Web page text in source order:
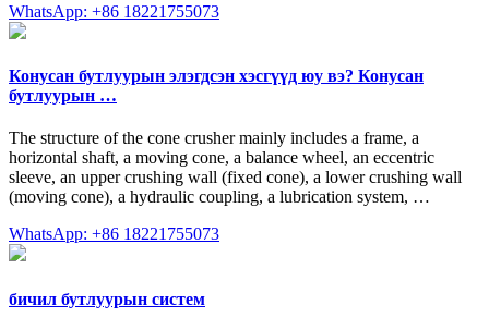
WhatsApp: +86 18221755073
Конусан бутлуурын элэгдсэн хэсгүүд юу вэ? Конусан
бутлуурын …
The structure of the cone crusher mainly includes a frame, a
horizontal shaft, a moving cone, a balance wheel, an eccentric
sleeve, an upper crushing wall (fixed cone), a lower crushing wall
(moving cone), a hydraulic coupling, a lubrication system, …
WhatsApp: +86 18221755073
бичил бутлуурын систем